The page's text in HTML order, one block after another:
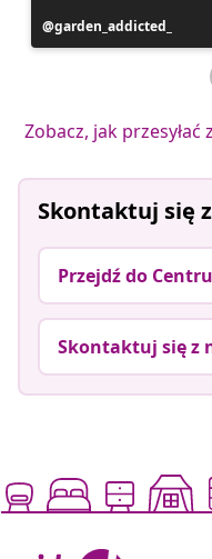
Post
opublikowany
garden_addicted_
Zobacz, jak przesyłać
Skontaktuj się
Przejdź do
Skontaktuj się z